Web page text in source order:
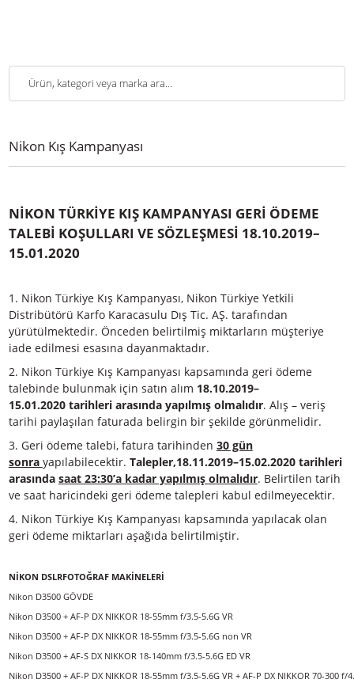
Nikon Kış Kampanyası
NİKON TÜRKİYE KIŞ KAMPANYASI GERİ ÖDEME
TALEBİ KOŞULLARI VE SÖZLEŞMESİ
1.Nikon Türkiye Kış Kampanyası, Nikon Türkiye Yetkili
Distribütörü Karfo Karacasulu Dış Tic. AŞ. tarafından
yürütülmektedir. Önceden belirtilmiş miktarların
iade edilmesi esasına dayanmaktadır.
2.Nikon Türkiye Kış Kampanyası kapsamında geri ödeme
talebinde bulunmak için satın alım18.10.2019–
15.01.2020tarihleri arasında yapılmış olmalıdır
tarihi paylaşılan faturada belirgin bir şekilde
3.Geri ödeme talebi, fatura tarihinden30 gün
sonrayapılabilecektir.Talepler,18.11.2019–15.02.2020
arasındasaat 23:30’a kadar yapılmış olmalıdır
4.Nikon Türkiye Kış Kampanyası kapsamında yapılacak
geri ödeme miktarları aşağıda belirtilmiştir.
NİKON DSLRFOTOĞRAF MAKİNELERİ
Nikon D3500 GÖVDE